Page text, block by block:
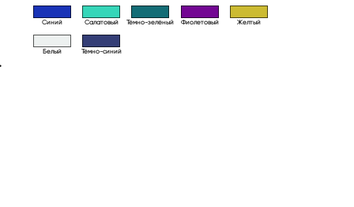
Синий Салатовый Тёмно-зелёный Фиолетовый Желтый
Белый Тёмно-синий